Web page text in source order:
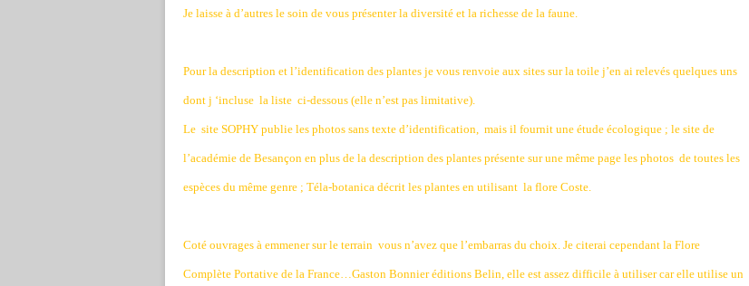
Je laisse à d’autres le soin de vous présenter la diversité et la richesse de la faune.
Pour la description et l’identification des plantes je vous renvoie aux sites sur la toile j’en ai relevés quelques uns
dont j ‘incluse la liste ci-dessous (elle n’est pas limitative).
Le site SOPHY publie les photos sans texte d’identification, mais il fournit une étude écologique ; le site de
l’académie de Besançon en plus de la description des plantes présente sur une même page les photos de toutes les
espèces du même genre ; Téla-botanica décrit les plantes en utilisant la flore Coste.
Coté ouvrages à emmener sur le terrain vous n’avez que l’embarras du choix. Je citerai cependant la Flore
Complète Portative de la France…Gaston Bonnier éditions Belin, elle est assez difficile à utiliser car elle utilise un